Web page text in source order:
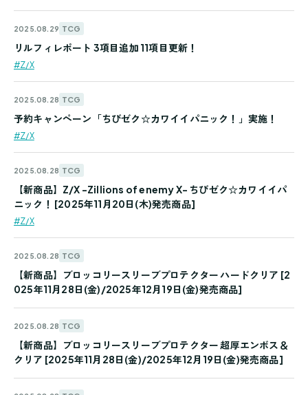
2025.08.29 TCG
#Z/X
リルフィレポート 3項目追加 11項目更新！
2025.08.28 TCG
#Z/X
予約キャンペーン「ちびゼク☆カワイイパニック！」実施！
2025.08.28 TCG
#Z/X
【新商品】Z/X -Zillions of enemy X- ちびゼク☆カワイイパ
ニック！ [2025年11月20日(木)発売商品]
2025.08.28 TCG
【新商品】ブロッコリースリーブプロテクター ハードクリア [2
025年11月28日(金)/2025年12月19日(金)発売商品]
2025.08.28 TCG
【新商品】ブロッコリースリーブプロテクター 超厚エンボス＆
クリア [2025年11月28日(金)/2025年12月19日(金)発売商品]